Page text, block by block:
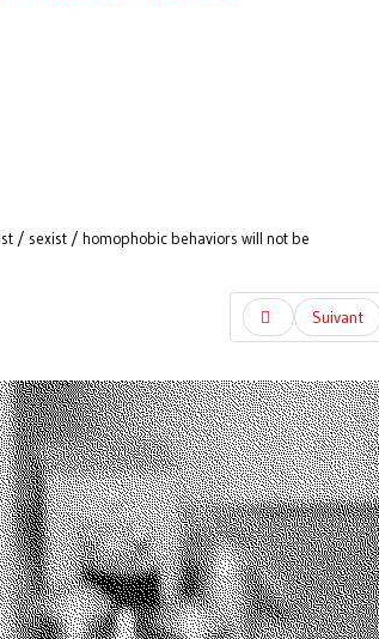
/ sexist / homophobic behaviors will not be
Suivant